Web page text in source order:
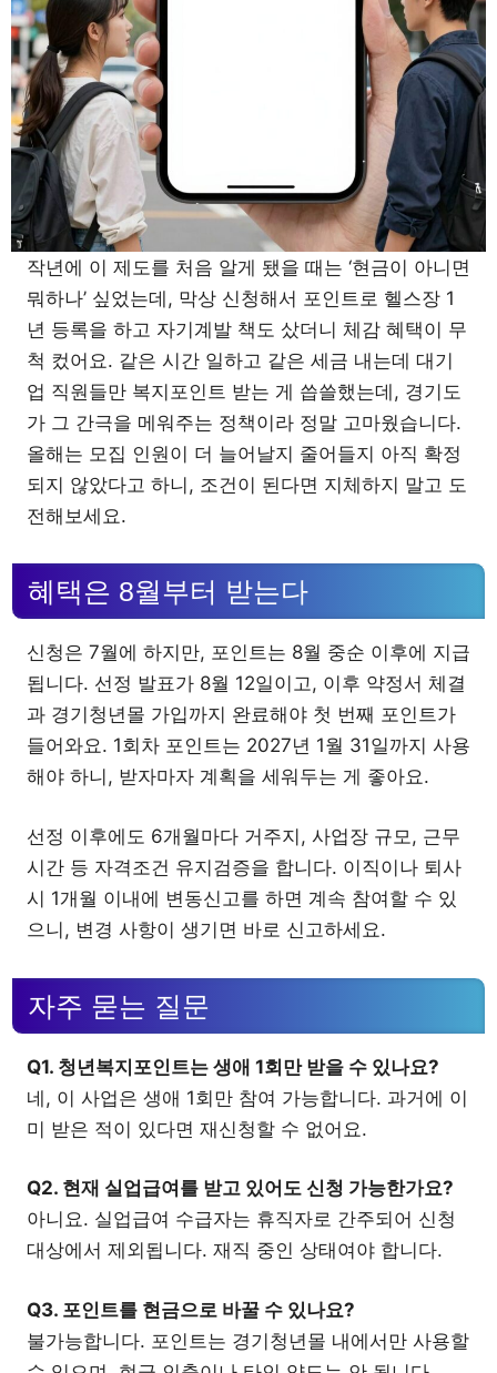
작년에 이 제도를 처음 알게 됐을 때는 ‘현금이 아니면
뭐하나’ 싶었는데, 막상 신청해서 포인트로 헬스장 1
년 등록을 하고 자기계발 책도 샀더니 체감 혜택이 무
척 컸어요. 같은 시간 일하고 같은 세금 내는데 대기
업 직원들만 복지포인트 받는 게 씁쓸했는데, 경기도
가 그 간극을 메워주는 정책이라 정말 고마웠습니다.
올해는 모집 인원이 더 늘어날지 줄어들지 아직 확정
되지 않았다고 하니, 조건이 된다면 지체하지 말고 도
전해보세요.
혜택은 8월부터 받는다
신청은 7월에 하지만, 포인트는 8월 중순 이후에 지급
됩니다. 선정 발표가 8월 12일이고, 이후 약정서 체결
과 경기청년몰 가입까지 완료해야 첫 번째 포인트가
들어와요. 1회차 포인트는 2027년 1월 31일까지 사용
해야 하니, 받자마자 계획을 세워두는 게 좋아요.
선정 이후에도 6개월마다 거주지, 사업장 규모, 근무
시간 등 자격조건 유지검증을 합니다. 이직이나 퇴사
시 1개월 이내에 변동신고를 하면 계속 참여할 수 있
으니, 변경 사항이 생기면 바로 신고하세요.
자주 묻는 질문
Q1. 청년복지포인트는 생애 1회만 받을 수 있나요?
네, 이 사업은 생애 1회만 참여 가능합니다. 과거에 이
미 받은 적이 있다면 재신청할 수 없어요.
Q2. 현재 실업급여를 받고 있어도 신청 가능한가요?
아니요. 실업급여 수급자는 휴직자로 간주되어 신청
대상에서 제외됩니다. 재직 중인 상태여야 합니다.
Q3. 포인트를 현금으로 바꿀 수 있나요?
불가능합니다. 포인트는 경기청년몰 내에서만 사용할